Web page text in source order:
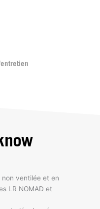
non ventilée et en
LR NOMAD et